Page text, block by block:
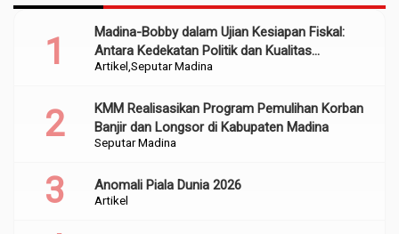
Artikel Seputar Madina
Madina-Bobby dalam Ujian Kesiapan Fiskal:
Antara Kedekatan Politik dan Kualitas
Perencanaan
Seputar Madina
KMM Realisasikan Program Pemulihan Korban
Banjir dan Longsor di Kabupaten Madina
Artikel
Anomali Piala Dunia 2026